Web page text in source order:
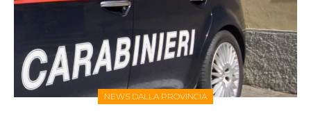
NEWS DALLA PROVINCIA